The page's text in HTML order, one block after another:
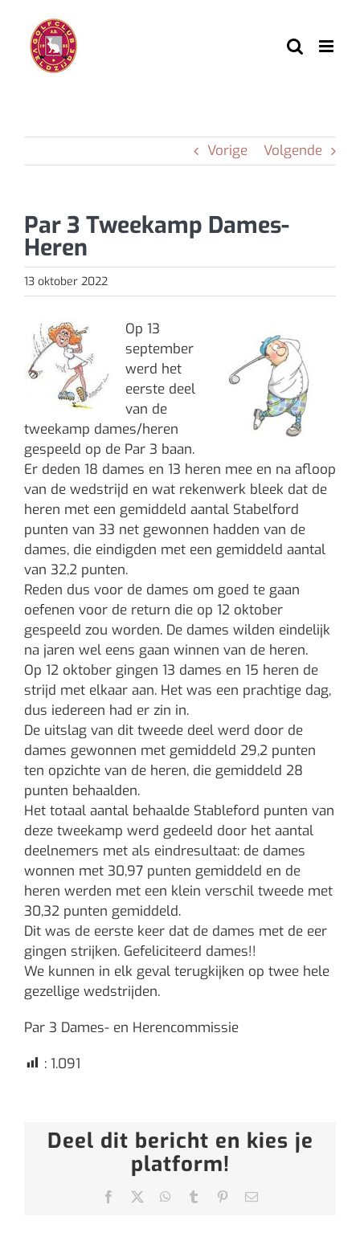
inhoud
Vorige Volgende
Par 3 Tweekamp Dames-
Heren
13 oktober 2022
Op 13
september
werd het
eerste deel
van de
tweekamp dames/heren
gespeeld op de Par 3 baan.
Er deden 18 dames en 13 heren mee en na afloop
van de wedstrijd en wat rekenwerk bleek dat de
heren met een gemiddeld aantal Stabelford
punten van 33 net gewonnen hadden van de
dames, die eindigden met een gemiddeld aantal
van 32,2 punten.
Reden dus voor de dames om goed te gaan
oefenen voor de return die op 12 oktober
gespeeld zou worden. De dames wilden eindelijk
na jaren wel eens gaan winnen van de heren.
Op 12 oktober gingen 13 dames en 15 heren de
strijd met elkaar aan. Het was een prachtige dag,
dus iedereen had er zin in.
De uitslag van dit tweede deel werd door de
dames gewonnen met gemiddeld 29,2 punten
ten opzichte van de heren, die gemiddeld 28
punten behaalden.
Het totaal aantal behaalde Stableford punten van
deze tweekamp werd gedeeld door het aantal
deelnemers met als eindresultaat: de dames
wonnen met 30,97 punten gemiddeld en de
heren werden met een klein verschil tweede met
30,32 punten gemiddeld.
Dit was de eerste keer dat de dames met de eer
gingen strijken. Gefeliciteerd dames!!
We kunnen in elk geval terugkijken op twee hele
gezellige wedstrijden.
Par 3 Dames- en Herencommissie
: 1.091
Deel dit bericht en kies je
platform!
Facebook WhatsApp
Tumblr Pinterest
E-